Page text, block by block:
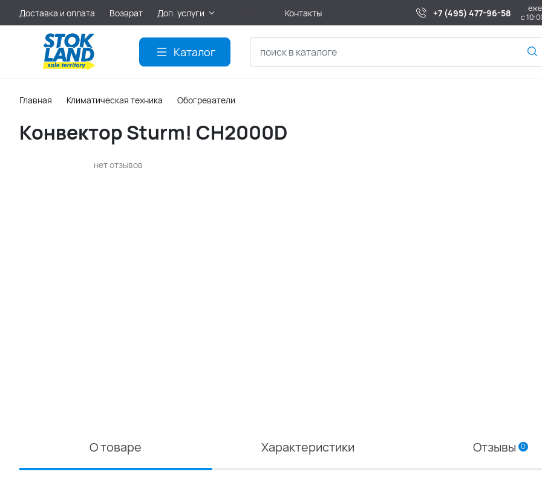
Доставка и оплата Возврат Доп. услуги Контакты +7 (495) 477-96-58
с
Каталог
Главная Климатическая техника Обогреватели
Конвектор Sturm! CH2000D
нет отзывов
О товаре Характеристики Отзывы 0